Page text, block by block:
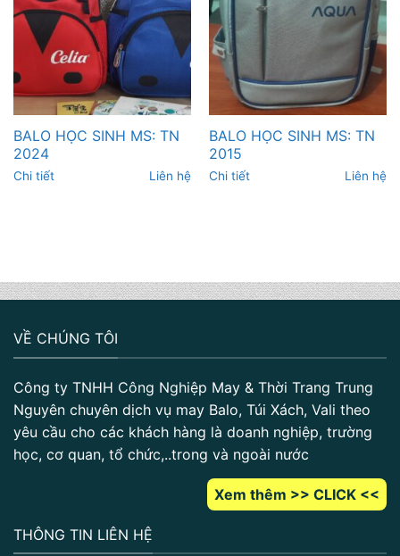
BALO HỌC SINH MS: TN
2024
Chi tiết Liên hệ
BALO HỌC SINH MS: TN
2015
Chi tiết Liên hệ
VỀ CHÚNG TÔI
Công ty TNHH Công Nghiệp May & Thời Trang Trung
Nguyên chuyên dịch vụ may Balo, Túi Xách, Vali theo
yêu cầu cho các khách hàng là doanh nghiệp, trường
học, cơ quan, tổ chức,..trong và ngoài nước
Xem thêm >> CLICK <<
THÔNG TIN LIÊN HỆ